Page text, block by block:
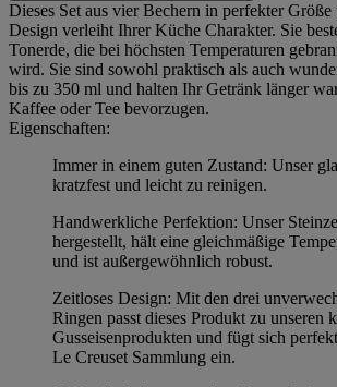
Dieses Set aus vier Bechern in perfekter Größe
Design verleiht Ihrer Küche Charakter. Sie
Tonerde, die bei höchsten Temperaturen
wird. Sie sind sowohl praktisch als auch
bis zu 350 ml und halten Ihr Getränk länger
Kaffee oder Tee bevorzugen.
Eigenschaften:
Immer in einem guten Zustand: Unser
kratzfest und leicht zu reinigen.
Handwerkliche Perfektion: Unser
hergestellt, hält eine gleichmäßige
und ist außergewöhnlich robust.
Zeitloses Design: Mit den drei
Ringen passt dieses Produkt zu unseren
Gusseisenprodukten und fügt sich
Le Creuset Sammlung ein.